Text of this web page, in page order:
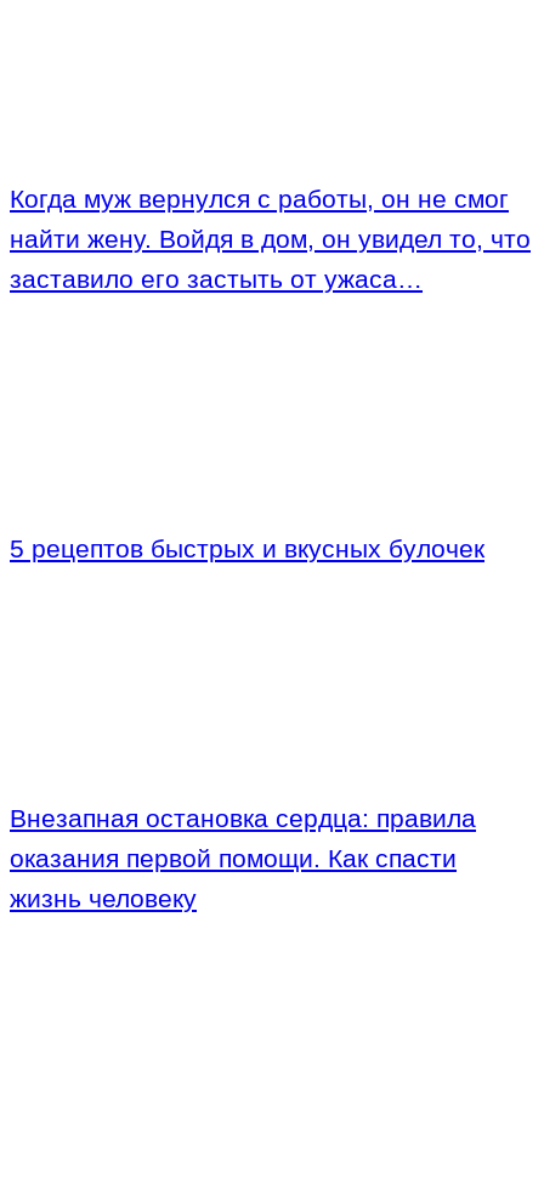
Когда муж вернулся с работы, он не смог
найти жену. Войдя в дом, он увидел то, что
заставило его застыть от ужаса…
5 рецептов быстрых и вкусных булочек
Внезапная остановка сердца: правила
оказания первой помощи. Как спасти
жизнь человеку